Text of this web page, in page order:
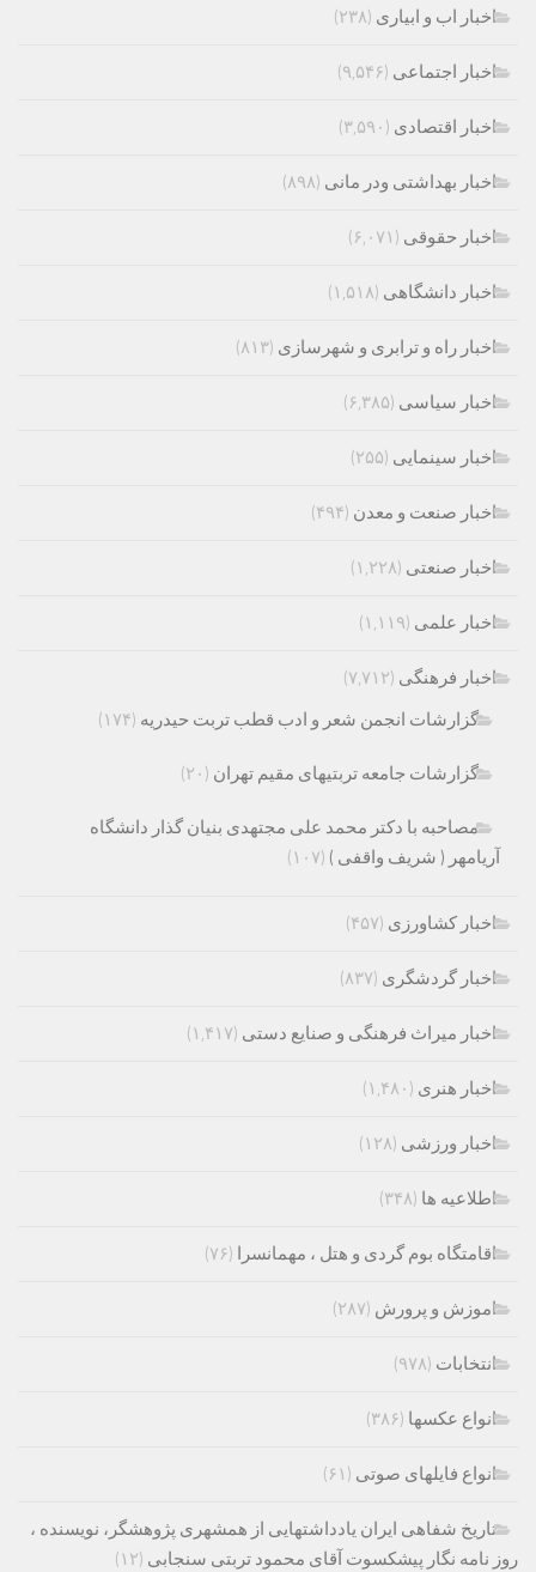
اخبار اب و ابیاری (۲۳۸)
اخبار اجتماعی (۹,۵۴۶)
اخبار اقتصادی (۳,۵۹۰)
اخبار بهداشتی ودر مانی (۸۹۸)
اخبار حقوقی (۶,۰۷۱)
اخبار دانشگاهی (۱,۵۱۸)
اخبار راه و ترابری و شهرسازی (۸۱۳)
اخبار سیاسی (۶,۳۸۵)
اخبار سینمایی (۲۵۵)
اخبار صنعت و معدن (۴۹۴)
اخبار صنعتی (۱,۲۲۸)
اخبار علمی (۱,۱۱۹)
اخبار فرهنگی (۷,۷۱۲)
گزارشات انجمن شعر و ادب قطب تربت حیدریه (۱۷۴)
گزارشات جامعه تربتیهای مقیم تهران (۲۰)
مصاحبه با دکتر محمد علی مجتهدی بنیان گذار دانشگاه
آریامهر ( شریف واقفی ) (۱۰۷)
اخبار کشاورزی (۴۵۷)
اخبار گردشگری (۸۳۷)
اخبار میراث فرهنگی و صنایع دستی (۱,۴۱۷)
اخبار هنری (۱,۴۸۰)
اخبار ورزشی (۱۲۸)
اطلاعیه ها (۳۴۸)
اقامتگاه بوم گردی و هتل ، مهمانسرا (۷۶)
اموزش و پرورش (۲۸۷)
انتخابات (۹۷۸)
انواع عکسها (۳۸۶)
انواع فایلهای صوتی (۶۱)
تاریخ شفاهی ایران یادداشتهایی از همشهری پژوهشگر، نویسنده ،
روز نامه نگار پیشکسوت آقای محمود تربتی سنجابی (۱۲)